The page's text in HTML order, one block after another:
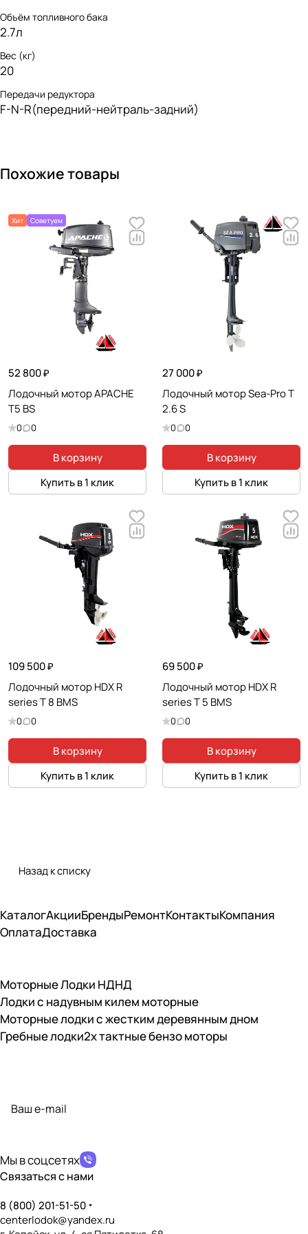
Объём топливного бака
2.7л
Вес (кг)
20
Передачи редуктора
F-N-R(передний-нейтраль-задний)
Похожие товары
Хит Советуем
52 800 ₽
Лодочный мотор APACHE
T5 BS
0 0
В корзину
Купить в 1 клик
27 000 ₽
Лодочный мотор Sea-Pro T
2.6 S
0 0
В корзину
Купить в 1 клик
109 500 ₽
Лодочный мотор HDX R
series T 8 BMS
0 0
В корзину
Купить в 1 клик
69 500 ₽
Лодочный мотор HDX R
series T 5 BMS
0 0
В корзину
Купить в 1 клик
Назад к списку
КаталогАкцииБрендыРемонтКонтактыКомпания
ОплатаДоставка
Моторные Лодки НДНД
Лодки с надувным килем моторные
Моторные лодки с жестким деревянным дном
Гребные лодки2х тактные бензо моторы
Мы в соцсетях
Связаться с нами
8 (800) 201-51-50
centerlodok@yandex.ru